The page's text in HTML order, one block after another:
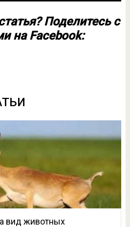
Поделитесь с
на Facebook:
вид животных